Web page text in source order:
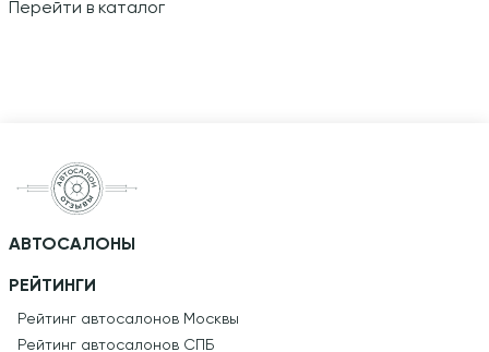
Перейти в каталог
АВТОСАЛОНЫ
РЕЙТИНГИ
Рейтинг автосалонов Москвы
Рейтинг автосалонов СПБ